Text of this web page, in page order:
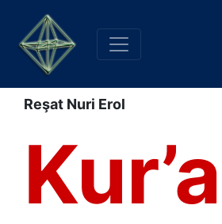
Reşat Nuri Erol